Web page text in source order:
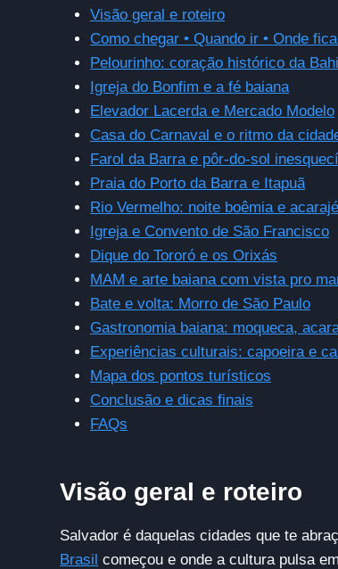
Visão geral e roteiro
Como chegar • Quando ir • Onde
Pelourinho: coração histórico da
Igreja do Bonfim e a fé baiana
Elevador Lacerda e Mercado Modelo
Casa do Carnaval e o ritmo da
Farol da Barra e pôr-do-sol
Praia do Porto da Barra e Itapuã
Rio Vermelho: noite boêmia e acarajé
Igreja e Convento de São Francisco
Dique do Tororó e os Orixás
MAM e arte baiana com vista pro
Bate e volta: Morro de São Paulo
Gastronomia baiana: moqueca,
Experiências culturais: capoeira e
Mapa dos pontos turísticos
Conclusão e dicas finais
FAQs
Visão geral e roteiro
Salvador é daquelas cidades que te
Brasil começou e onde a cultura pulsa